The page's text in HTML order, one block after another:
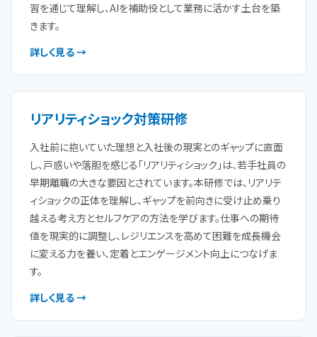
習を通じて理解し、AIを補助役として業務に活かす土台を築
きます。
詳しく見る →
リアリティショック対策研修
入社前に抱いていた理想と入社後の現実とのギャップに直面
し、戸惑いや落胆を感じる「リアリティショック」は、若手社員の
早期離職の大きな要因とされています。本研修では、リアリテ
ィショックの正体を理解し、ギャップを前向きに受け止め乗り
越える考え方とセルフケアの方法を学びます。仕事への期待
値を現実的に調整し、レジリエンスを高めて困難を成長機会
に変える力を養い、定着とエンゲージメント向上につなげま
す。
詳しく見る →